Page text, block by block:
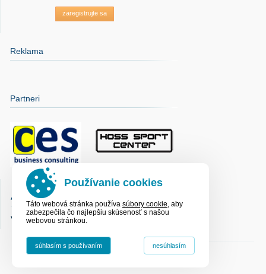
zaregistrujte sa
Reklama
Partneri
Anketa
V súčasnosti nebeží žiadna anketa
Používanie cookies
Táto webová stránka používa súbory cookie, aby
zabezpečila čo najlepšiu skúsenosť s našou
webovou stránkou.
súhlasím s používaním nesúhlasím